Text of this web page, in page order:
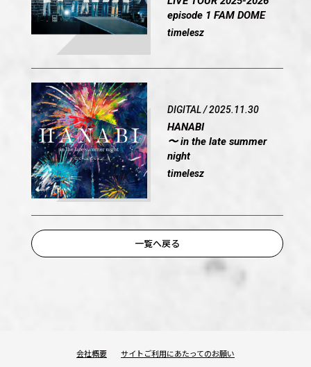
episode 1 FAM DOME
timelesz
DIGITAL / 2025.11.30
HANABI
〜 in the late summer
night
timelesz
一覧へ戻る
会社概要 サイトご利用にあたってのお願い